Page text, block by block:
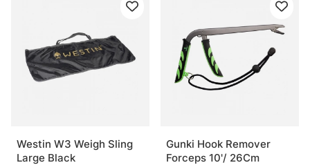
Westin W3 Weigh Sling
Large Black
Gunki Hook Remover
Forceps 10'/ 26Cm